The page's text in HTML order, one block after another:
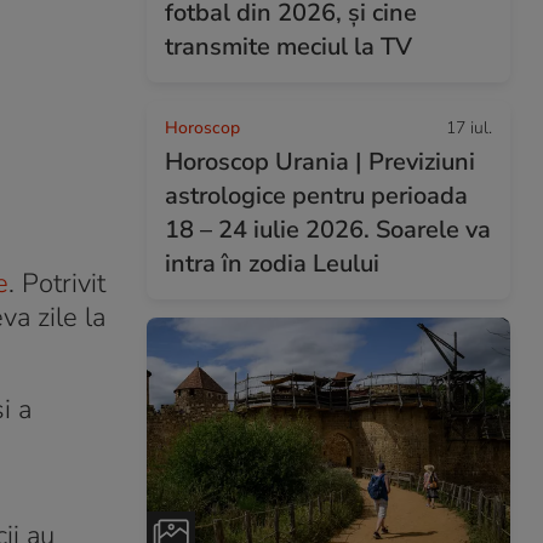
. Potrivit
zile la
a
au
fotbal din 2026, și cine
transmite meciul la TV
Horoscop 17 iul.
Horoscop Urania | Previziuni
astrologice pentru perioada
18 – 24 iulie 2026. Soarele va
intra în zodia Leului